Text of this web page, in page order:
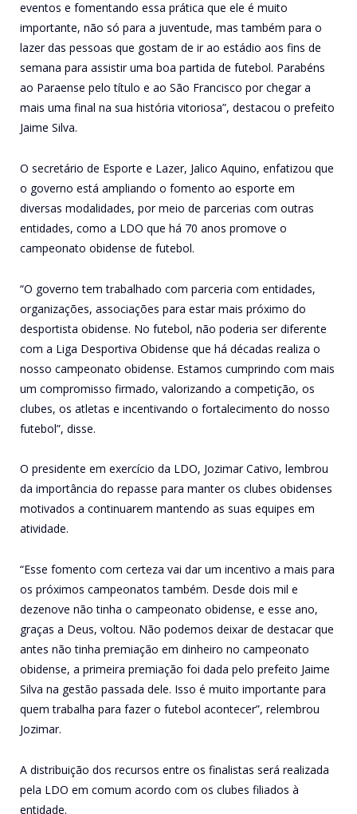
eventos e fomentando essa prática que ele é muito
importante, não só para a juventude, mas também para o
lazer das pessoas que gostam de ir ao estádio aos fins de
semana para assistir uma boa partida de futebol. Parabéns
ao Paraense pelo título e ao São Francisco por chegar a
mais uma final na sua história vitoriosa”, destacou o prefeito
Jaime Silva.
O secretário de Esporte e Lazer, Jalico Aquino, enfatizou que
o governo está ampliando o fomento ao esporte em
diversas modalidades, por meio de parcerias com outras
entidades, como a LDO que há 70 anos promove o
campeonato obidense de futebol.
“O governo tem trabalhado com parceria com entidades,
organizações, associações para estar mais próximo do
desportista obidense. No futebol, não poderia ser diferente
com a Liga Desportiva Obidense que há décadas realiza o
nosso campeonato obidense. Estamos cumprindo com mais
um compromisso firmado, valorizando a competição, os
clubes, os atletas e incentivando o fortalecimento do nosso
futebol”, disse.
O presidente em exercício da LDO, Jozimar Cativo, lembrou
da importância do repasse para manter os clubes obidenses
motivados a continuarem mantendo as suas equipes em
atividade.
“Esse fomento com certeza vai dar um incentivo a mais para
os próximos campeonatos também. Desde dois mil e
dezenove não tinha o campeonato obidense, e esse ano,
graças a Deus, voltou. Não podemos deixar de destacar que
antes não tinha premiação em dinheiro no campeonato
obidense, a primeira premiação foi dada pelo prefeito Jaime
Silva na gestão passada dele. Isso é muito importante para
quem trabalha para fazer o futebol acontecer”, relembrou
Jozimar.
A distribuição dos recursos entre os finalistas será realizada
pela LDO em comum acordo com os clubes filiados à
entidade.